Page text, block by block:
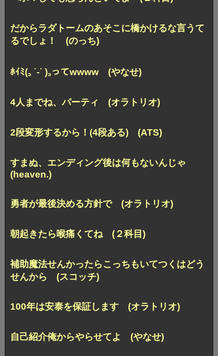
だからラダトームのあそこに橋かけるな言うて
るでしょ！ (のっち)
ﾎｲﾐ(꜆ ˙-˙ )꜆ってwwww (やなせ)
4人までね、パーティ (オラトリオ)
2段変形するから！(4段ある) (ATS)
すまぬ、エンディング後は何もないんじゃ
(heaven.)
勇者が最後決める方針で (オラトリオ)
朝起きたら喉痛くてね (２科目)
補助魔法せんかったらこっちもいてつくはどう
せんから (スコッチ)
100年は安泰を保証します (オラトリオ)
自己紹介俺からやらせてよ (やなせ)